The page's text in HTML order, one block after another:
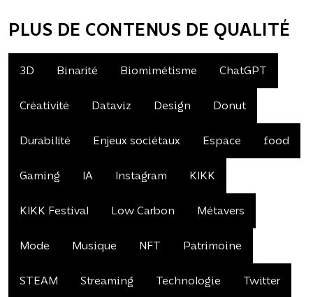
PLUS DE CONTENUS DE QUALITÉ
3D Binarité Biomimétisme ChatGPT
Créativité Dataviz Design Donut
Durabilité Enjeux sociétaux Espace food
Gaming IA Instagram KIKK
KIKK Festival Low Carbon Métavers
Mode Musique NFT Patrimoine
STEAM Streaming Technologie Twitter